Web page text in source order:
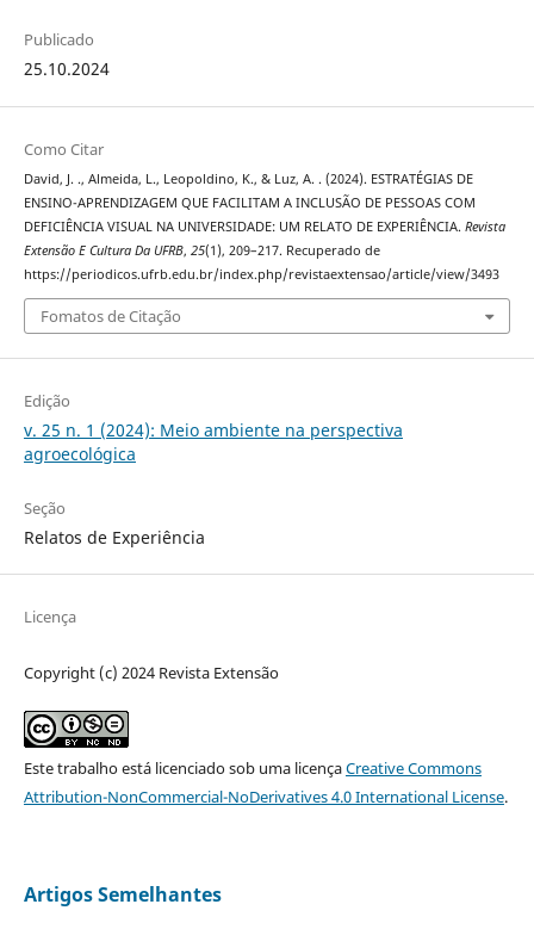
Publicado
25.10.2024
Como Citar
David, J. ., Almeida, L., Leopoldino, K., & Luz, A. . (2024). ESTRATÉGIAS DE
ENSINO-APRENDIZAGEM QUE FACILITAM A INCLUSÃO DE PESSOAS COM
DEFICIÊNCIA VISUAL NA UNIVERSIDADE: UM RELATO DE EXPERIÊNCIA. Revista
Extensão E Cultura Da UFRB, 25(1), 209–217. Recuperado de
https://periodicos.ufrb.edu.br/index.php/revistaextensao/article/view/3493
Fomatos de Citação
Edição
v. 25 n. 1 (2024): Meio ambiente na perspectiva
agroecológica
Seção
Relatos de Experiência
Licença
Copyright (c) 2024 Revista Extensão
Este trabalho está licenciado sob uma licençaCreative Commons
Attribution-NonCommercial-NoDerivatives 4.0 International License.
Artigos Semelhantes